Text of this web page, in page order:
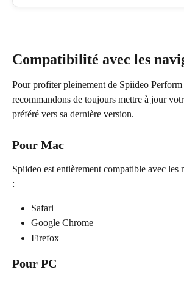
Compatibilité avec les
Pour profiter pleinement de Spiideo
recommandons de toujours mettre à jour
préféré vers sa dernière version.
Pour Mac
Spiideo est entièrement compatible avec les
:
Safari
Google Chrome
Firefox
Pour PC